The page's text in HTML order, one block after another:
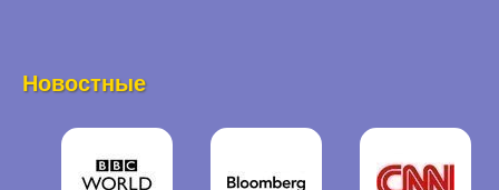
Новостные